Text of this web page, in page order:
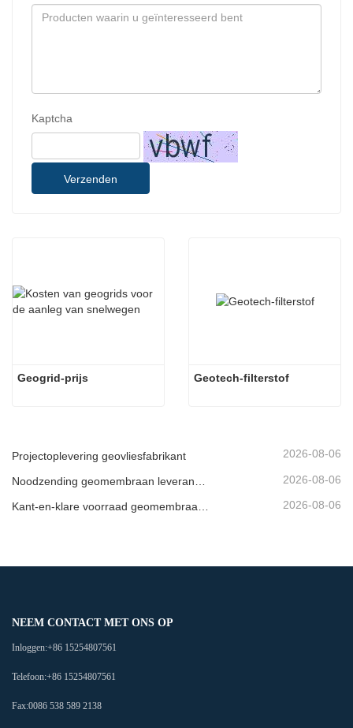
Kaptcha
Verzenden
Geogrid-prijs Geotech-filterstof
Projectoplevering geovliesfabrikant 2026-08-06
2026-08-06
Kant-en-klare voorraad geomembraanfabriek 2026-08-06
NEEM CONTACT MET ONS OP
Inloggen:+86 15254807561
Telefoon:+86 15254807561
Fax:0086 538 589 2138